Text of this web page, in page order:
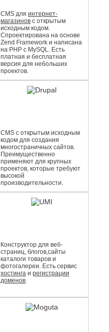
CMS для интернет-
магазинов с открытым
исходным кодом.
Спроектирована на основе
Zend Framework и написана
на PHP с MySQL. Есть
платная и бесплатная
версия для небольших
проектов.
CMS с открытым исходным
кодом для создания
многостраничных сайтов.
Преимущественно
применяют для крупных
проектов, которые требуют
высокой
производительности.
Конструктор для веб-
страниц, блогов,сайты
каталоги товаров и
фотогалереи. Есть сервис
хостинга и регистрации
доменов.